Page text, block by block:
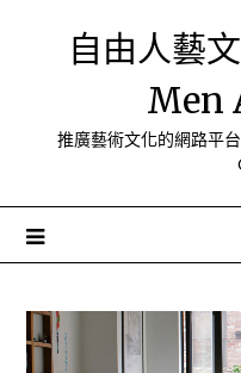
自由人藝
Men
推廣藝術文化的網路平